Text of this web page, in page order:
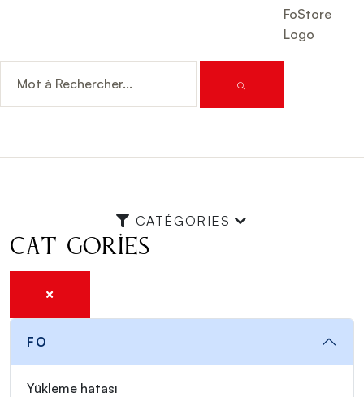
CATÉGORIES
Catégories
FO
Yükleme hatası